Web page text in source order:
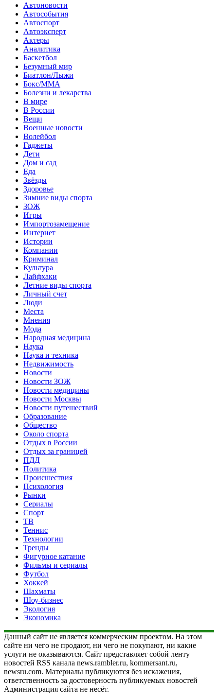
Автоновости
Автособытия
Автоспорт
Автоэксперт
Актеры
Аналитика
Баскетбол
Безумный мир
Биатлон/Лыжи
Бокс/MMA
Болезни и лекарства
В мире
В России
Вещи
Военные новости
Волейбол
Гаджеты
Дети
Дом и сад
Еда
Звёзды
Здоровье
Зимние виды спорта
ЗОЖ
Игры
Импортозамещение
Интернет
Истории
Компании
Криминал
Культура
Лайфхаки
Летние виды спорта
Личный счет
Люди
Места
Мнения
Мода
Народная медицина
Наука
Наука и техника
Недвижимость
Новости
Новости ЗОЖ
Новости медицины
Новости Москвы
Новости путешествий
Образование
Общество
Около спорта
Отдых в России
Отдых за границей
ПДД
Политика
Происшествия
Психология
Рынки
Сериалы
Спорт
ТВ
Теннис
Технологии
Тренды
Фигурное катание
Фильмы и сериалы
Футбол
Хоккей
Шахматы
Шоу-бизнес
Экология
Экономика
Данный сайт не является коммерческим проектом. На этом
сайте ни чего не продают, ни чего не покупают, ни какие
услуги не оказываются. Сайт представляет собой ленту
новостей RSS канала news.rambler.ru, kommersant.ru,
newsru.com. Материалы публикуются без искажения,
ответственность за достоверность публикуемых новостей
Администрация сайта не несёт.